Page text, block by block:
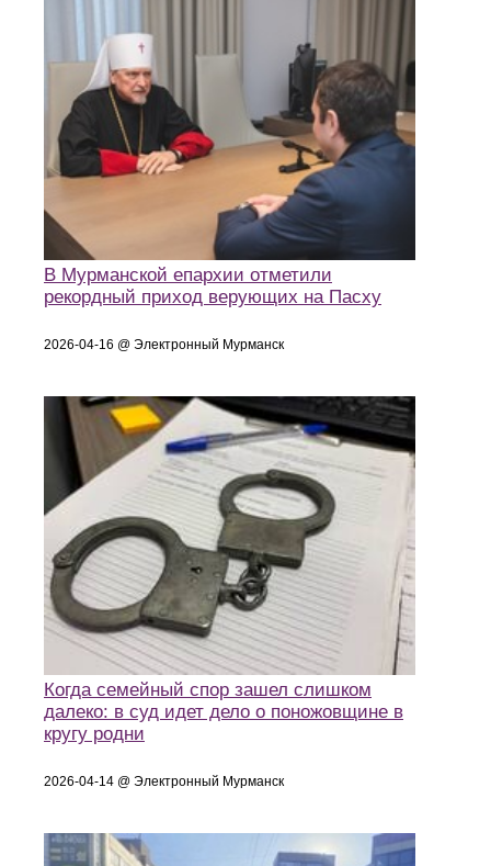
В Мурманской епархии отметили
рекордный приход верующих на Пасху
2026-04-16 @ Электронный Мурманск
Когда семейный спор зашел слишком
далеко: в суд идет дело о поножовщине в
кругу родни
2026-04-14 @ Электронный Мурманск